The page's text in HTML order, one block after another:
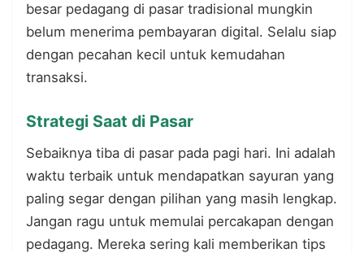
besar pedagang di pasar tradisional mungkin
belum menerima pembayaran digital. Selalu siap
dengan pecahan kecil untuk kemudahan
transaksi.
Strategi Saat di Pasar
Sebaiknya tiba di pasar pada pagi hari. Ini adalah
waktu terbaik untuk mendapatkan sayuran yang
paling segar dengan pilihan yang masih lengkap.
Jangan ragu untuk memulai percakapan dengan
pedagang. Mereka sering kali memberikan tips